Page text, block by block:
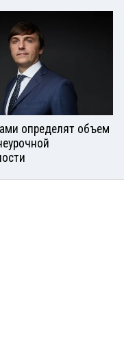
определят объем